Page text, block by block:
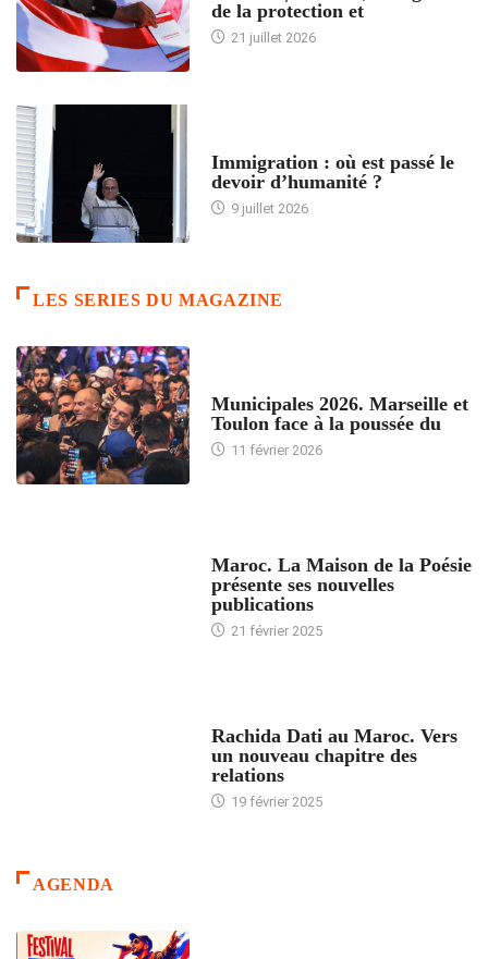
de la protection et
21 juillet 2026
Immigration : où est passé le
devoir d’humanité ?
9 juillet 2026
LES SERIES DU MAGAZINE
Municipales 2026. Marseille et
Toulon face à la poussée du
11 février 2026
Maroc. La Maison de la Poésie
présente ses nouvelles
publications
21 février 2025
Rachida Dati au Maroc. Vers
un nouveau chapitre des
relations
19 février 2025
AGENDA